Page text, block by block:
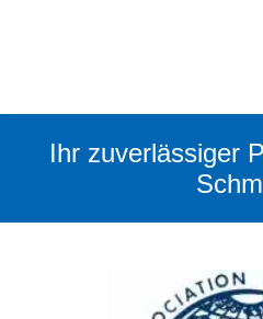
Ihr zuverlässiger